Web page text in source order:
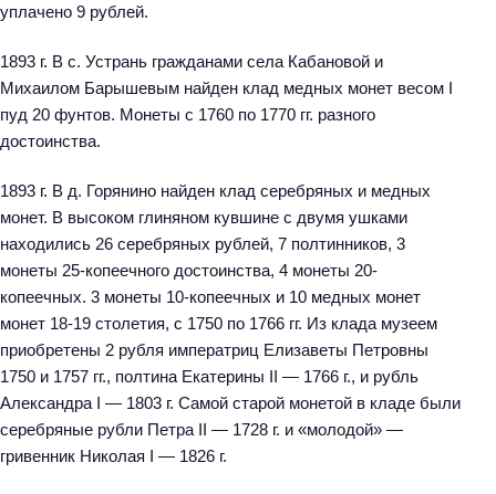
уплачено 9 рублей.
1893 г. В с. Устрань гражданами села Кабановой и
Михаилом Барышевым найден клад медных монет весом I
пуд 20 фунтов. Монеты с 1760 по 1770 гг. разного
достоинства.
1893 г. В д. Горянино найден клад серебряных и медных
монет. В высоком глиняном кувшине с двумя ушками
находились 26 серебряных рублей, 7 полтинников, 3
монеты 25-копеечного достоинства, 4 монеты 20-
копеечных. 3 монеты 10-копеечных и 10 медных монет
монет 18-19 столетия, с 1750 по 1766 гг. Из клада музеем
приобретены 2 рубля императриц Елизаветы Петровны
1750 и 1757 гг., полтина Екатерины II — 1766 г., и рубль
Александра I — 1803 г. Самой старой монетой в кладе были
серебряные рубли Петра II — 1728 г. и «молодой» —
гривенник Николая I — 1826 г.